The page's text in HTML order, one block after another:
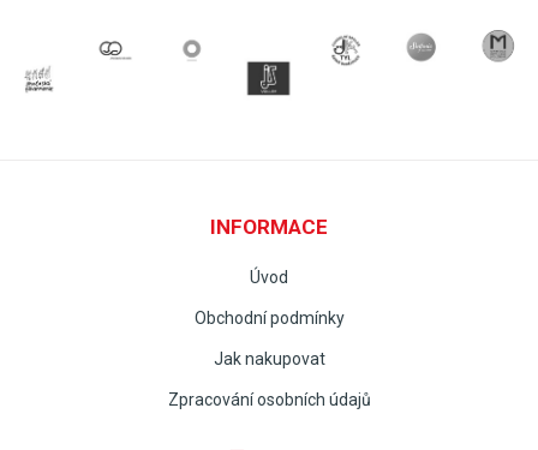
INFORMACE
Úvod
Obchodní podmínky
Jak nakupovat
Zpracování osobních údajů